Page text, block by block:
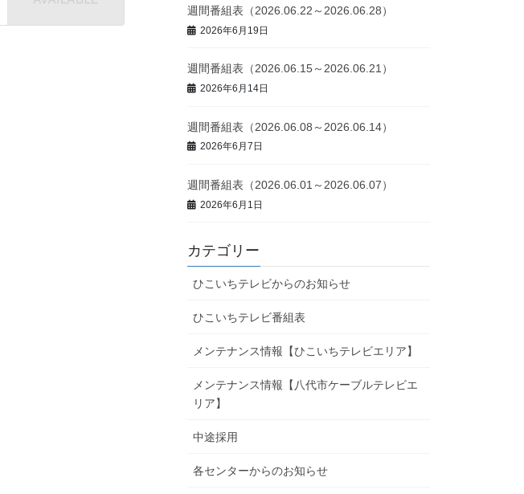
週間番組表（2026.06.22～2026.06.28）
2026年6月19日
週間番組表（2026.06.15～2026.06.21）
2026年6月14日
週間番組表（2026.06.08～2026.06.14）
2026年6月7日
週間番組表（2026.06.01～2026.06.07）
2026年6月1日
カテゴリー
ひこいちテレビからのお知らせ
ひこいちテレビ番組表
メンテナンス情報【ひこいちテレビエリア】
メンテナンス情報【八代市ケーブルテレビエ
リア】
中途採用
各センターからのお知らせ